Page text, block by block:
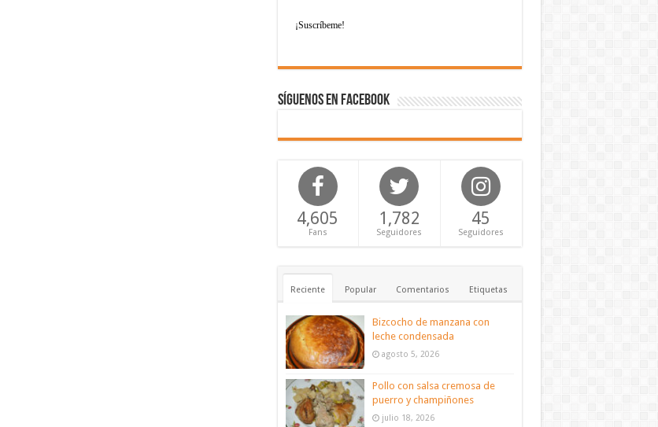
Síguenos en Facebook
4,605
Fans
1,782
Seguidores
45
Seguidores
Reciente Popular Comentarios Etiquetas
Bizcocho de manzana con
leche condensada
agosto 5, 2026
Pollo con salsa cremosa de
puerro y champiñones
julio 18, 2026